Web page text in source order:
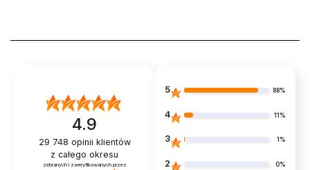
4.9
29 748 opinii klientów
z całego okresu
zebranych i zweryfikowanych przez
5 88%
4 11%
3 1%
2 0%